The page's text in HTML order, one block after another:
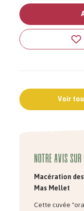
Voir
Notre avis sur
Macération
Mas Mellet
Cette cuvée